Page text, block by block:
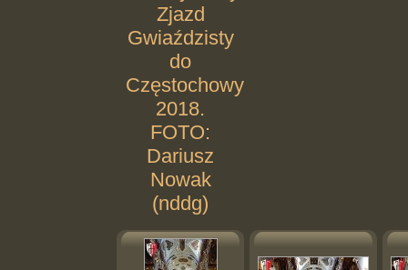
Zjazd
Gwiaździsty
do
Częstochowy
2018.
FOTO:
Dariusz
Nowak
(nddg)